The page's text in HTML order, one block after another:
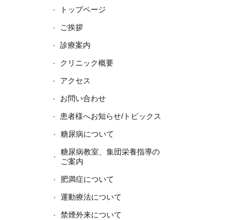
トップページ
ご挨拶
診療案内
クリニック概要
アクセス
お問い合わせ
患者様へお知らせ/トピックス
糖尿病について
糖尿病教室、集団栄養指導の
ご案内
肥満症について
運動療法について
禁煙外来について